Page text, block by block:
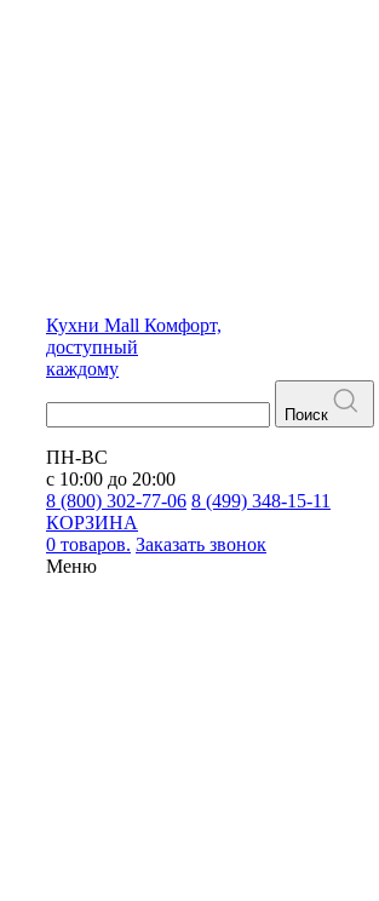
Кухни Mall Комфорт,
доступный
каждому
Поиск
ПН-ВС
с 10:00 до 20:00
8 (800) 302-77-06 8 (499) 348-15-11
КОРЗИНА
0 товаров. Заказать звонок
Меню